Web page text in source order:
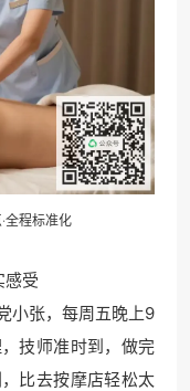
全程标准化
感受
小张，每周五晚上9
技师准时到，做完
比去按摩店轻松太